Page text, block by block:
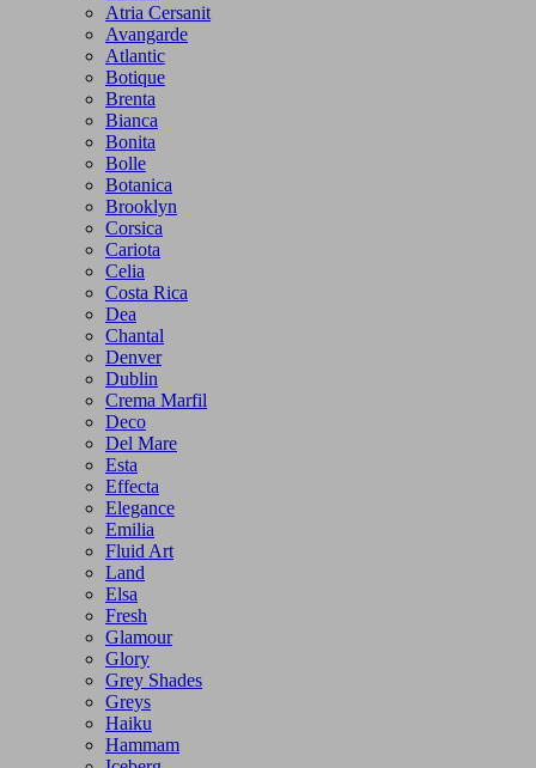
Atria Cersanit
Avangarde
Atlantic
Botique
Brenta
Bianca
Bonita
Bolle
Botanica
Brooklyn
Corsica
Cariota
Celia
Costa Rica
Dea
Chantal
Denver
Dublin
Crema Marfil
Deco
Del Mare
Esta
Effecta
Elegance
Emilia
Fluid Art
Land
Elsa
Fresh
Glamour
Glory
Grey Shades
Greys
Haiku
Hammam